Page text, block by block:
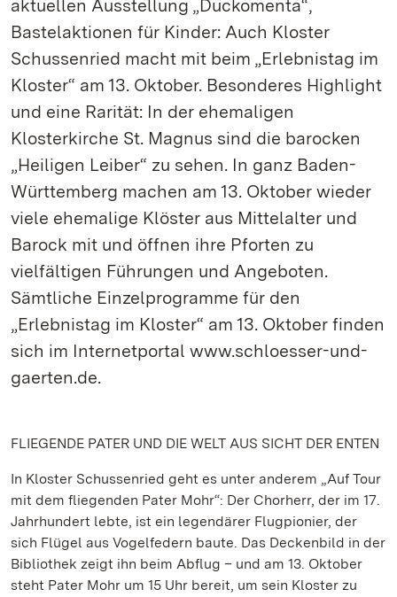
aktuellen Ausstellung „Duckomenta“,
Bastelaktionen für Kinder: Auch Kloster
Schussenried macht mit beim „Erlebnistag im
Kloster“ am 13. Oktober. Besonderes Highlight
und eine Rarität: In der ehemaligen
Klosterkirche St. Magnus sind die barocken
„Heiligen Leiber“ zu sehen. In ganz Baden-
Württemberg machen am 13. Oktober wieder
viele ehemalige Klöster aus Mittelalter und
Barock mit und öffnen ihre Pforten zu
vielfältigen Führungen und Angeboten.
Sämtliche Einzelprogramme für den
„Erlebnistag im Kloster“ am 13. Oktober finden
sich im Internetportal www.schloesser-und-
gaerten.de.
FLIEGENDE PATER UND DIE WELT AUS SICHT DER ENTEN
In Kloster Schussenried geht es unter anderem „Auf Tour
mit dem fliegenden Pater Mohr“: Der Chorherr, der im 17.
Jahrhundert lebte, ist ein legendärer Flugpionier, der
sich Flügel aus Vogelfedern baute. Das Deckenbild in der
Bibliothek zeigt ihn beim Abflug – und am 13. Oktober
steht Pater Mohr um 15 Uhr bereit, um sein Kloster zu